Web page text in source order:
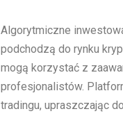
Algorytmiczne
podchodzą do rynku
mogą korzystać z
profesjonalistów.
tradingu, upraszczając